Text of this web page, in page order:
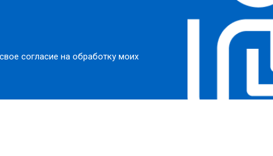
согласие на обработку моих